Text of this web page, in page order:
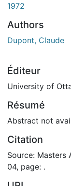
1972
Authors
Dupont, Claude
Éditeur
University of
Résumé
Abstract not
Citation
Source: Masters
04, page: .